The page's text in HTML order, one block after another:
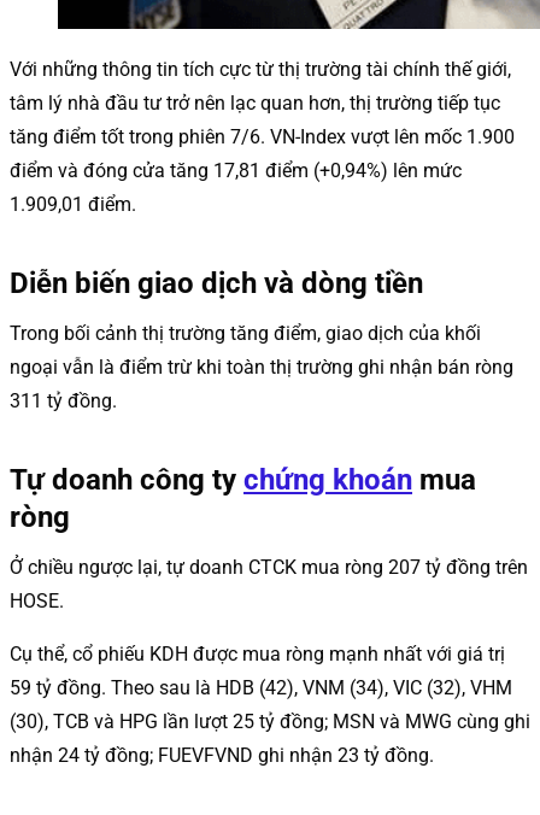
Với những thông tin tích cực từ thị trường tài chính thế giới,
tâm lý nhà đầu tư trở nên lạc quan hơn, thị trường tiếp tục
tăng điểm tốt trong phiên 7/6. VN-Index vượt lên mốc 1.900
điểm và đóng cửa tăng 17,81 điểm (+0,94%) lên mức
1.909,01 điểm.
Diễn biến giao dịch và dòng tiền
Trong bối cảnh thị trường tăng điểm, giao dịch của khối
ngoại vẫn là điểm trừ khi toàn thị trường ghi nhận bán ròng
311 tỷ đồng.
Tự doanh công ty chứng khoán mua
ròng
Ở chiều ngược lại, tự doanh CTCK mua ròng 207 tỷ đồng trên
HOSE.
Cụ thể, cổ phiếu KDH được mua ròng mạnh nhất với giá trị
59 tỷ đồng. Theo sau là HDB (42), VNM (34), VIC (32), VHM
(30), TCB và HPG lần lượt 25 tỷ đồng; MSN và MWG cùng ghi
nhận 24 tỷ đồng; FUEVFVND ghi nhận 23 tỷ đồng.